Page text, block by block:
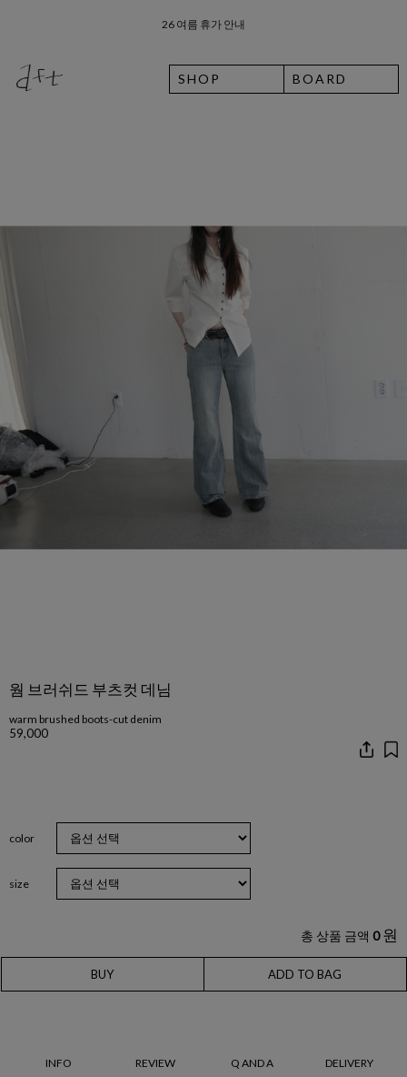
SHOP BOARD
웜 브러쉬드 부츠컷 데님
warm brushed boots-cut denim
59,000
color
size
총 상품 금액 0 원
BUY ADD TO BAG
INFO REVIEW Q AND A DELIVERY